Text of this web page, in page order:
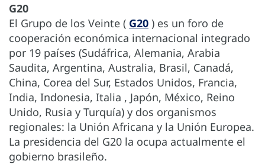
G20
El Grupo de los Veinte ( G20 ) es un foro de
cooperación económica internacional integrado
por 19 países (Sudáfrica, Alemania, Arabia
Saudita, Argentina, Australia, Brasil, Canadá,
China, Corea del Sur, Estados Unidos, Francia,
India, Indonesia, Italia , Japón, México, Reino
Unido, Rusia y Turquía) y dos organismos
regionales: la Unión Africana y la Unión Europea.
La presidencia del G20 la ocupa actualmente el
gobierno brasileño.